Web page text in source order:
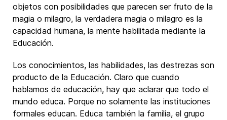
objetos con posibilidades que parecen ser fruto de la
magia o milagro, la verdadera magia o milagro es la
capacidad humana, la mente habilitada mediante la
Educación.
Los conocimientos, las habilidades, las destrezas son
producto de la Educación. Claro que cuando
hablamos de educación, hay que aclarar que todo el
mundo educa. Porque no solamente las instituciones
formales educan. Educa también la familia, el grupo